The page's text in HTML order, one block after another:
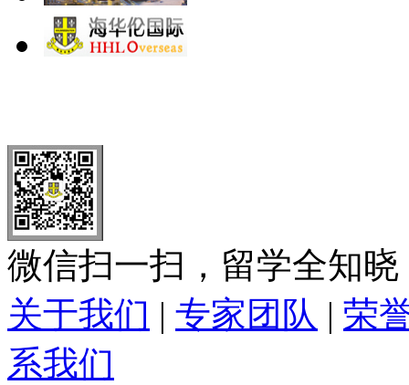
微信扫一扫，留学全知晓
关于我们 | 专家团队 | 荣
系我们